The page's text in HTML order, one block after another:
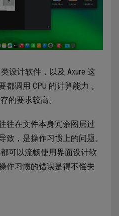
设计软件，以及 Axure 这
调用 CPU 的计算能力，
的要求较高。
往在文件本身冗余图层过
致，是操作习惯上的问题。
可以流畅使用界面设计软
作习惯的错误是得不偿失